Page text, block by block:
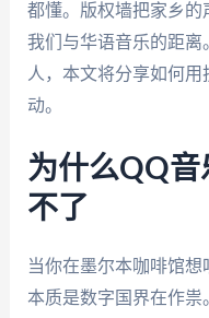
都懂。版权墙把家乡的
我们与华语音乐的距离
人，本文将分享如何
动。
为什么QQ
不了
当你在墨尔本咖啡馆想
本质是数字国界在作祟